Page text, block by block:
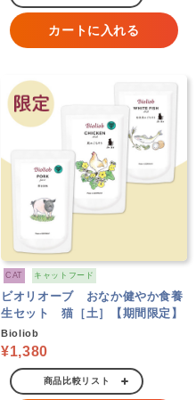
カートに入れる
CAT キャットフード
ビオリオーブ おなか健やか食養
生セット 猫［土］【期間限定】
Bioliob
¥1,380
商品比較リスト